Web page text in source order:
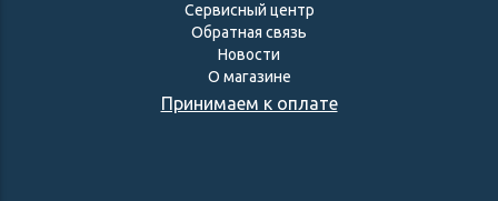
Сервисный центр
Обратная связь
Новости
О магазине
Принимаем к оплате